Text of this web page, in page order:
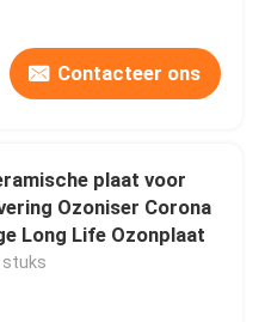
Contacteer ons
plaat voor
Ozoniser Corona
Long Life Ozonplaat
stuks